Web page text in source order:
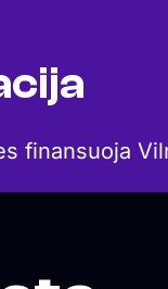
finansuoja